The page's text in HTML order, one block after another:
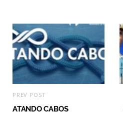
PREV POST
ATANDO CABOS